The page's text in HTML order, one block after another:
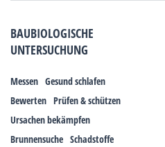
BAUBIOLOGISCHE
UNTERSUCHUNG
Messen Gesund schlafen
Bewerten Prüfen & schützen
Ursachen bekämpfen
Brunnensuche Schadstoffe